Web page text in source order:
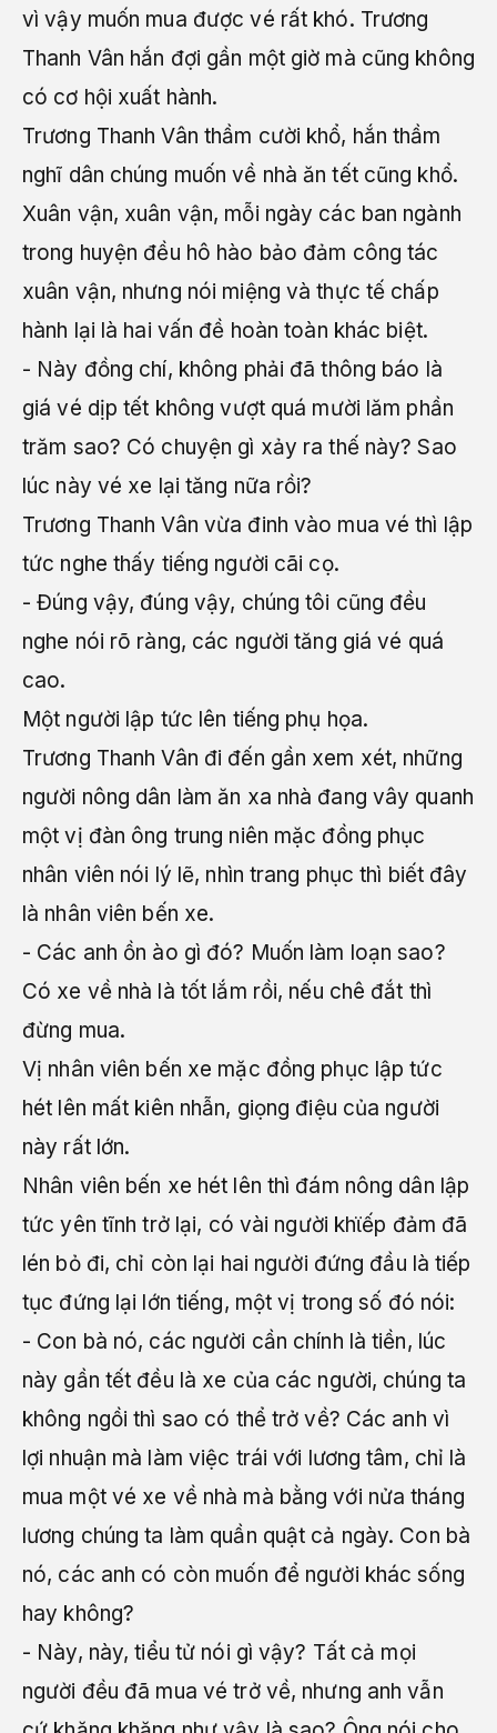
vì vậy muốn mua được vé rất khó. Trương
Thanh Vân hắn đợi gần một giờ mà cũng không
có cơ hội xuất hành.
Trương Thanh Vân thầm cười khổ, hắn thầm
nghĩ dân chúng muốn về nhà ăn tết cũng khổ.
Xuân vận, xuân vận, mỗi ngày các ban ngành
trong huyện đều hô hào bảo đảm công tác
xuân vận, nhưng nói miệng và thực tế chấp
hành lại là hai vấn đề hoàn toàn khác biệt.
- Này đồng chí, không phải đã thông báo là
giá vé dịp tết không vượt quá mười lăm phần
trăm sao? Có chuyện gì xảy ra thế này? Sao
lúc này vé xe lại tăng nữa rồi?
Trương Thanh Vân vừa đinh vào mua vé thì lập
tức nghe thấy tiếng người cãi cọ.
- Đúng vậy, đúng vậy, chúng tôi cũng đều
nghe nói rõ ràng, các người tăng giá vé quá
cao.
Một người lập tức lên tiếng phụ họa.
Trương Thanh Vân đi đến gần xem xét, những
người nông dân làm ăn xa nhà đang vây quanh
một vị đàn ông trung niên mặc đồng phục
nhân viên nói lý lẽ, nhìn trang phục thì biết đây
là nhân viên bến xe.
- Các anh ồn ào gì đó? Muốn làm loạn sao?
Có xe về nhà là tốt lắm rồi, nếu chê đắt thì
đừng mua.
Vị nhân viên bến xe mặc đồng phục lập tức
hét lên mất kiên nhẫn, giọng điệu của người
này rất lớn.
Nhân viên bến xe hét lên thì đám nông dân lập
tức yên tĩnh trở lại, có vài người khϊếp đảm đã
lén bỏ đi, chỉ còn lại hai người đứng đầu là tiếp
tục đứng lại lớn tiếng, một vị trong số đó nói:
- Con bà nó, các người cần chính là tiền, lúc
này gần tết đều là xe của các người, chúng ta
không ngồi thì sao có thể trở về? Các anh vì
lợi nhuận mà làm việc trái với lương tâm, chỉ là
mua một vé xe về nhà mà bằng với nửa tháng
lương chúng ta làm quần quật cả ngày. Con bà
nó, các anh có còn muốn để người khác sống
hay không?
- Này, này, tiểu tử nói gì vậy? Tất cả mọi
người đều đã mua vé trở về, nhưng anh vẫn